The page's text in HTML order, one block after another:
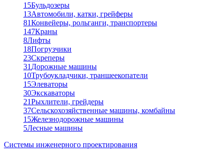
15Бульдозеры
13Автомобили, катки, грейферы
81Конвейеры, рольганги, транспортеры
147Краны
8Лифты
18Погрузчики
23Скреперы
31 Дорожные машины
10Трубоукладчики, траншеекопатели
15Элеваторы
30Экскаваторы
21Рыхлители, грейдеры
37Сельскохозяйственные машины, комбайны
15Железнодорожные машины
5Лесные машины
Системы инженерного проектирования